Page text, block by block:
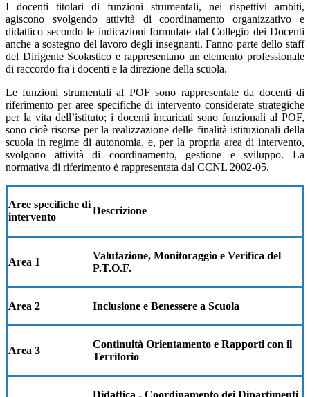
I docenti titolari di funzioni strumentali, nei rispettivi ambiti,
agiscono svolgendo attività di coordinamento organizzativo e
didattico secondo le indicazioni formulate dal Collegio dei Docenti
anche a sostegno del lavoro degli insegnanti. Fanno parte dello staff
del Dirigente Scolastico e rappresentano un elemento professionale
di raccordo fra i docenti e la direzione della scuola.
Le funzioni strumentali al POF sono rappresentate da docenti di
riferimento per aree specifiche di intervento considerate strategiche
per la vita dell’istituto; i docenti incaricati sono funzionali al POF,
sono cioè risorse per la realizzazione delle finalità istituzionali della
scuola in regime di autonomia, e, per la propria area di intervento,
svolgono attività di coordinamento, gestione e sviluppo. La
normativa di riferimento è rappresentata dal CCNL 2002-05.
Aree specifiche di
intervento
Descrizione
Area 1
Valutazione, Monitoraggio e Verifica del
P.T.O.F.
Area 2 Inclusione e Benessere a Scuola
Area 3
Continuità Orientamento e Rapporti con il
Territorio